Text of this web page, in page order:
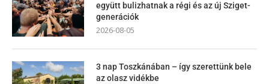
együtt bulizhatnak a régi és az új Sziget-
generációk
2026-08-05
3 nap Toszkánában – így szerettünk bele
az olasz vidékbe